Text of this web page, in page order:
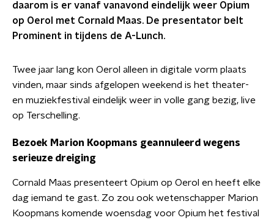
daarom is er vanaf vanavond eindelijk weer Opium
op Oerol met Cornald Maas. De presentator belt
Prominent in tijdens de A-Lunch.
Twee jaar lang kon Oerol alleen in digitale vorm plaats
vinden, maar sinds afgelopen weekend is het theater-
en muziekfestival eindelijk weer in volle gang bezig, live
op Terschelling.
Bezoek Marion Koopmans geannuleerd wegens
serieuze dreiging
Cornald Maas presenteert Opium op Oerol en heeft elke
dag iemand te gast. Zo zou ook wetenschapper Marion
Koopmans komende woensdag voor Opium het festival